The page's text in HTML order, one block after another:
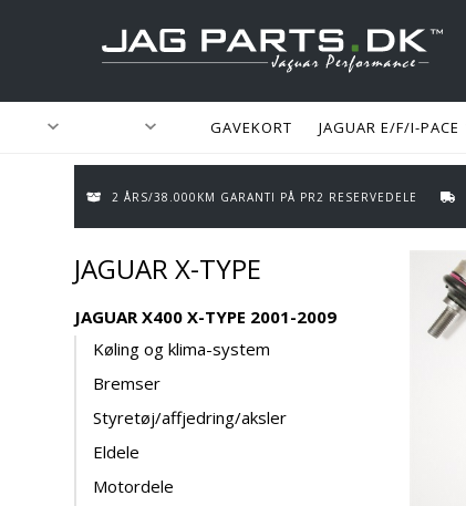
GAVEKORT JAGUAR E/F/I-PACE
2 ÅRS/38.000KM GARANTI PÅ PR2 RESERVEDELE
JAGUAR X-TYPE
JAGUAR X400 X-TYPE 2001-2009
Køling og klima-system
Bremser
Styretøj/affjedring/aksler
Eldele
Motordele